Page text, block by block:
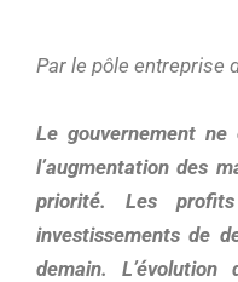
Par le pôle entreprise
Le gouvernement
l’augmentation des
priorité. Les profits
investissements de
demain.